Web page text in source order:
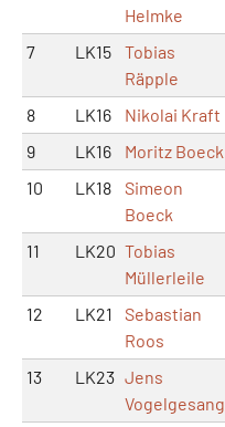
Helmke
7 LK15
Tobias
Räpple
8 LK16 Nikolai Kraft
9
LK16 Moritz Boeck
10
LK18
Simeon
Boeck
11 LK20 Tobias
Müllerleile
12 LK21
Sebastian
Roos
13 LK23 Jens
Vogelgesang